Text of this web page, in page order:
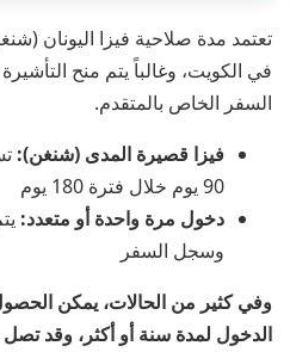
تعتمد مدة صلاحية فيزا اليونان
في الكويت، وغالباً يتم منح
السفر الخاص بالمتقدم.
فيزا قصيرة المدى (شنغن):
90 يوم خلال فترة 180 يوم
دخول مرة واحدة أو متعدد:
وسجل السفر
وفي كثير من الحالات، يمكن